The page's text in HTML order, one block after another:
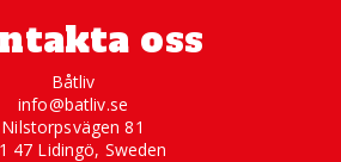
oss
Båtliv
info@batliv.se
Nilstorpsvägen 81
47 Lidingö, Sweden